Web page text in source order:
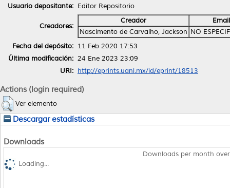
Usuario depositante: Editor Repositorio
Creadores:
Creador
Email
Nascimento de Carvalho, Jackson NO
Fecha del depósito: 11 Feb 2020 17:53
Última modificación: 24 Ene 2023 23:09
URI: http://eprints.uanl.mx/id/eprint/18513
Actions (login required)
Ver elemento
Descargar estadísticas
Downloads
Downloads per month
Loading...